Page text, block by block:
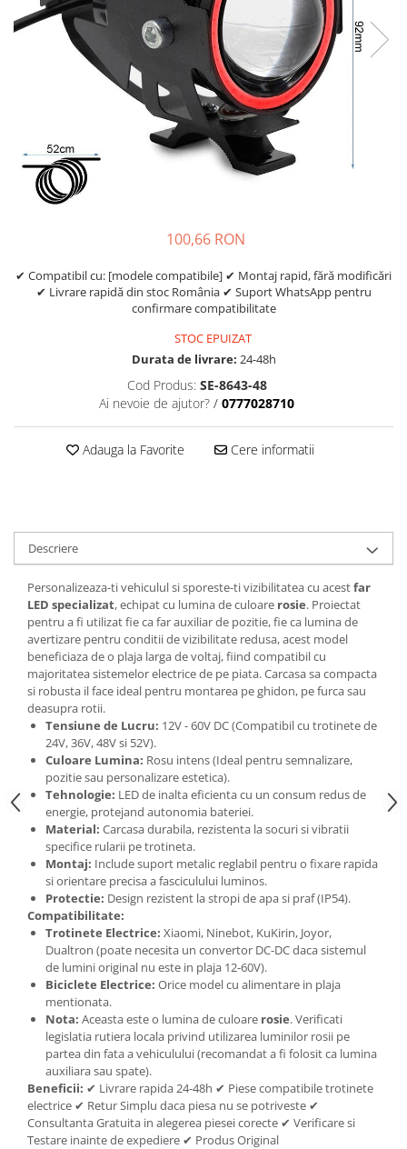
Etrieri
https://www.doctortrotineta.ro/lumini
Stop trotineta
https://www.doctortrotineta.ro/cadru
Aparatori (aripi)
Cricuri trotineta
Suruburi
100,66 RON
✔ Compatibil cu: [modele compatibile] ✔ Montaj rapid, fără modificări
✔ Livrare rapidă din stoc România ✔ Suport WhatsApp pentru
confirmare compatibilitate
STOC EPUIZAT
Durata de livrare: 24-48h
Cod Produs: SE-8643-48
Ai nevoie de ajutor? / 0777028710
Adauga la Favorite Cere informatii
Descriere
Personalizeaza-ti vehiculul si sporeste-ti vizibilitatea cu acestfar
LED specializat, echipat cu lumina de culoare rosie. Proiectat
pentru a fi utilizat fie ca far auxiliar de pozitie, fie ca lumina de
avertizare pentru conditii de vizibilitate redusa, acest model
beneficiaza de o plaja larga de voltaj, fiind compatibil cu
majoritatea sistemelor electrice de pe piata. Carcasa sa compacta
si robusta il face ideal pentru montarea pe ghidon, pe furca sau
deasupra rotii.
Tensiune de Lucru: 12V - 60V DC (Compatibil cu trotinete de
24V, 36V, 48V si 52V).
Culoare Lumina: Rosu intens (Ideal pentru semnalizare,
pozitie sau personalizare estetica).
Tehnologie: LED de inalta eficienta cu un consum redus de
energie, protejand autonomia bateriei.
Material: Carcasa durabila, rezistenta la socuri si vibratii
specifice rularii pe trotineta.
Montaj: Include suport metalic reglabil pentru o fixare rapida
si orientare precisa a fasciculului luminos.
Protectie: Design rezistent la stropi de apa si praf (IP54).
Compatibilitate:
Trotinete Electrice: Xiaomi, Ninebot, KuKirin, Joyor,
Dualtron (poate necesita un convertor DC-DC daca sistemul
de lumini original nu este in plaja 12-60V).
Biciclete Electrice: Orice model cu alimentare in plaja
mentionata.
Nota: Aceasta este o lumina de culoare rosie. Verificati
legislatia rutiera locala privind utilizarea luminilor rosii pe
partea din fata a vehiculului (recomandat a fi folosit ca lumina
auxiliara sau spate).
Beneficii: ✔ Livrare rapida 24-48h ✔ Piese compatibile trotinete
electrice ✔ Retur Simplu daca piesa nu se potriveste ✔
Consultanta Gratuita in alegerea piesei corecte ✔ Verificare si
Testare inainte de expediere ✔ Produs Original